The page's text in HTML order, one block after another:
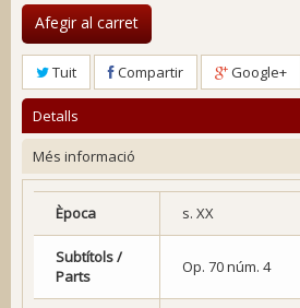
Afegir al carret
Tuit Compartir Google+
Detalls
Més informació
Època s. XX
Subtítols /
Parts
Op. 70 núm. 4